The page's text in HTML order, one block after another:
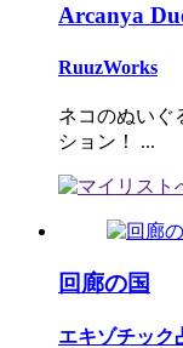
Arcanya
RuuzWorks
ネコのぬいぐ
ション！ ...
回廊の国
エキゾチック